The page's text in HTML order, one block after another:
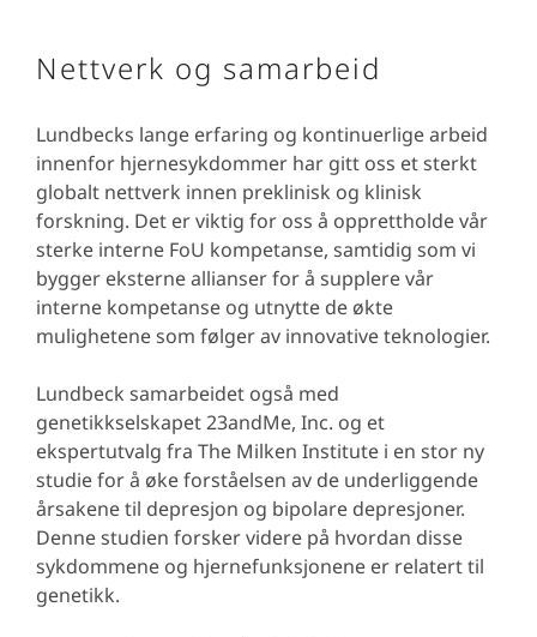
Nettverk og samarbeid
Lundbecks lange erfaring og kontinuerlige arbeid
innenfor hjernesykdommer har gitt oss et sterkt
globalt nettverk innen preklinisk og klinisk
forskning. Det er viktig for oss å opprettholde vår
sterke interne FoU kompetanse, samtidig som vi
bygger eksterne allianser for å supplere vår
interne kompetanse og utnytte de økte
mulighetene som følger av innovative teknologier.
Lundbeck samarbeidet også med
genetikkselskapet 23andMe, Inc. og et
ekspertutvalg fra The Milken Institute i en stor ny
studie for å øke forståelsen av de underliggende
årsakene til depresjon og bipolare depresjoner.
Denne studien forsker videre på hvordan disse
sykdommene og hjernefunksjonene er relatert til
genetikk.